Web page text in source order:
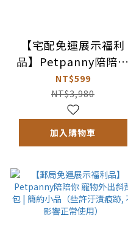
【宅配免運展示福利
品】Petpanny陪陪你
寵物外出後背包 | USB
循環太空艙
NT$599
NT$3,980
加入購物車